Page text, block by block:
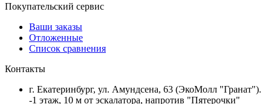
Покупательский сервис
Ваши заказы
Отложенные
Список сравнения
Контакты
г. Екатеринбург, ул. Амундсена, 63 (ЭкоМолл "Гранат").
-1 этаж, 10 м от эскалатора, напротив "Пятерочки"